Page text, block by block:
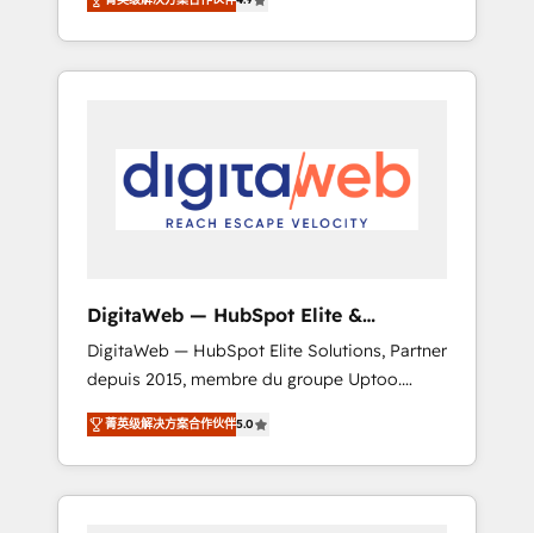
industries. With 150+ HubSpot-certified
experts, we deliver scalable solutions to
complex GTM and RevOps challenges. Our
smooth setup tailored to your GTM motion.
🔹 Migrations: Move from other CRMs to
HubSpot without data loss or downtime. 🔹
stack for better adoption. 🔹 Custom
Solutions: Build tailored apps, workflows, and
configurations. We are SOC 2 Type II and ISO
27001 certified, reinforcing our commitment
to data security and compliance. At
OneMetric, we help revenue teams focus on
the OneMetric that matters most: revenue.
DigitaWeb — HubSpot Elite &
Intégrations ERP
DigitaWeb — HubSpot Elite Solutions, Partner
depuis 2015, membre du groupe Uptoo.
Nous aidons les ETI et PME B2B à unifier
Marketing, Ventes et Service sur HubSpot
grâce à la Revenue Architecture : alignement
des équipes, pipeline prévisible, croissance
菁英级解决方案合作伙伴5.0